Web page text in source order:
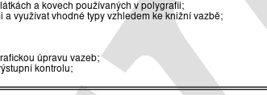
a kovech používaných v polygrafii;
využívat vhodné typy vzhledem ke knižní vazbě;
úpravu vazeb;
kontrolu;